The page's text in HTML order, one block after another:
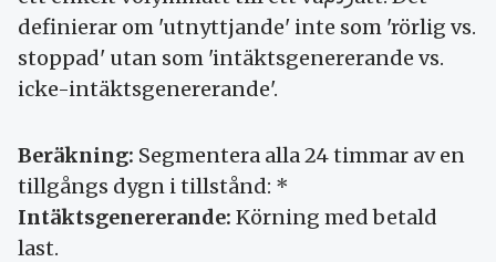
definierar om 'utnyttjande' inte som 'rörlig vs.
stoppad' utan som 'intäktsgenererande vs.
icke-intäktsgenererande'.
Beräkning: Segmentera alla 24 timmar av en
tillgångs dygn i tillstånd: *
Intäktsgenererande: Körning med betald
last.